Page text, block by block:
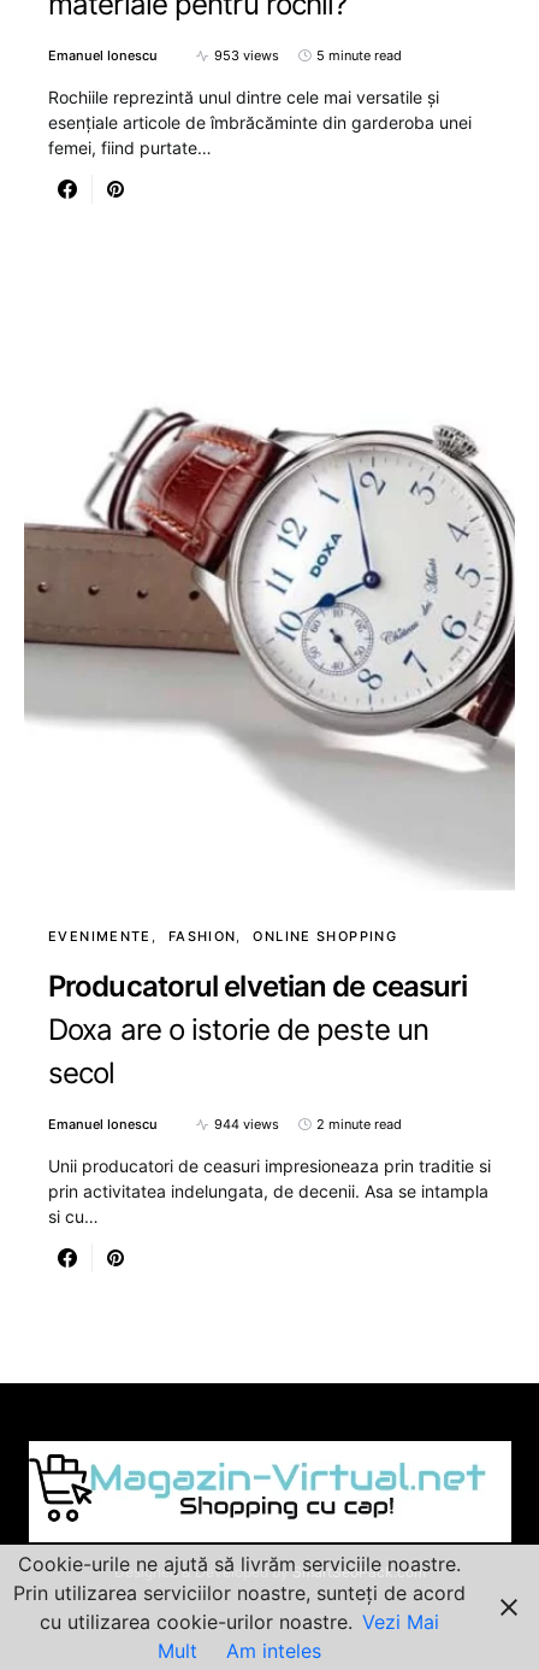
Emanuel Ionescu 953 views 5 minute read
Rochiile reprezintă unul dintre cele mai versatile și
esențiale articole de îmbrăcăminte din garderoba unei
femei, fiind purtate…
EVENIMENTE FASHION ONLINE SHOPPING
Producatorul elvetian de ceasuri
Doxa are o istorie de peste un
secol
Emanuel Ionescu 944 views 2 minute read
Unii producatori de ceasuri impresioneaza prin traditie si
prin activitatea indelungata, de decenii. Asa se intampla
si cu…
Designed & Developed by SmartSeoPack.com
Cookie-urile ne ajută să livrăm serviciile noastre.
Prin utilizarea serviciilor noastre, sunteți de acord
cu utilizarea cookie-urilor noastre. Vezi Mai
Mult
Am inteles